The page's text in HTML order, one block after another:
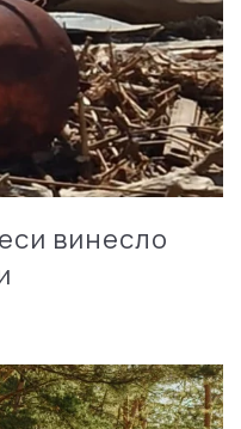
винесло